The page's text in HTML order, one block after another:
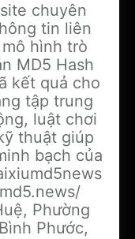
chuyên
tin liên
hình trò
MD5 Hash
kết quả cho
tập trung
luật chơi
thuật giúp
bạch của
Phường
Phước,